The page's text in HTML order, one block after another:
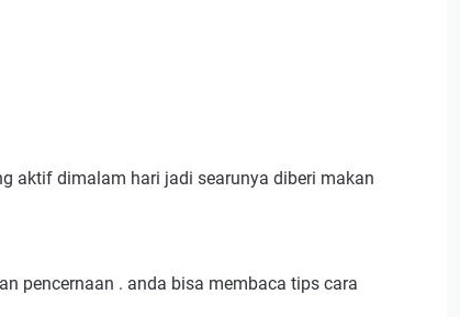
aktif dimalam hari jadi searunya diberi makan
pencernaan . anda bisa membaca tips cara